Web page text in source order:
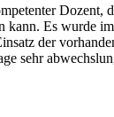
Dozent,
kann. Es wurde
der
sehr